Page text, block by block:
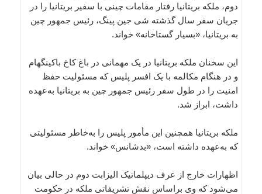
دوم، ملکه بریتانیا رفتار مقامات چینی با سفیر بریتانیا را در
جریان سفر سال گذشته شی جین پینگ، رئیس جمهور چین
به بریتانیا، «بسیار گستاخانه» خواند.
این سخنان ملکه بریتانیا در یک مهمانی در باغ کاخ باکینگهام
و در هنگام مکالمه با یک افسر پلیس که مسئولیت حفظ
امنیت را در طول سفر رئیس جمهور چین به بریتانیا به‌عهده
داشت، ابراز شد.
ملکه بریتانیا همچنین این مأمور پلیس را به‌خاطر مسئولیتی
که به‌عهده داشته است، «بدشانس» خواند.
اظهارات خارج از عرف دیپلماتیک الیزابت دوم در حالی بیان
می‌شود که وی براساس نقش تشریفاتی ملکه در حکومت